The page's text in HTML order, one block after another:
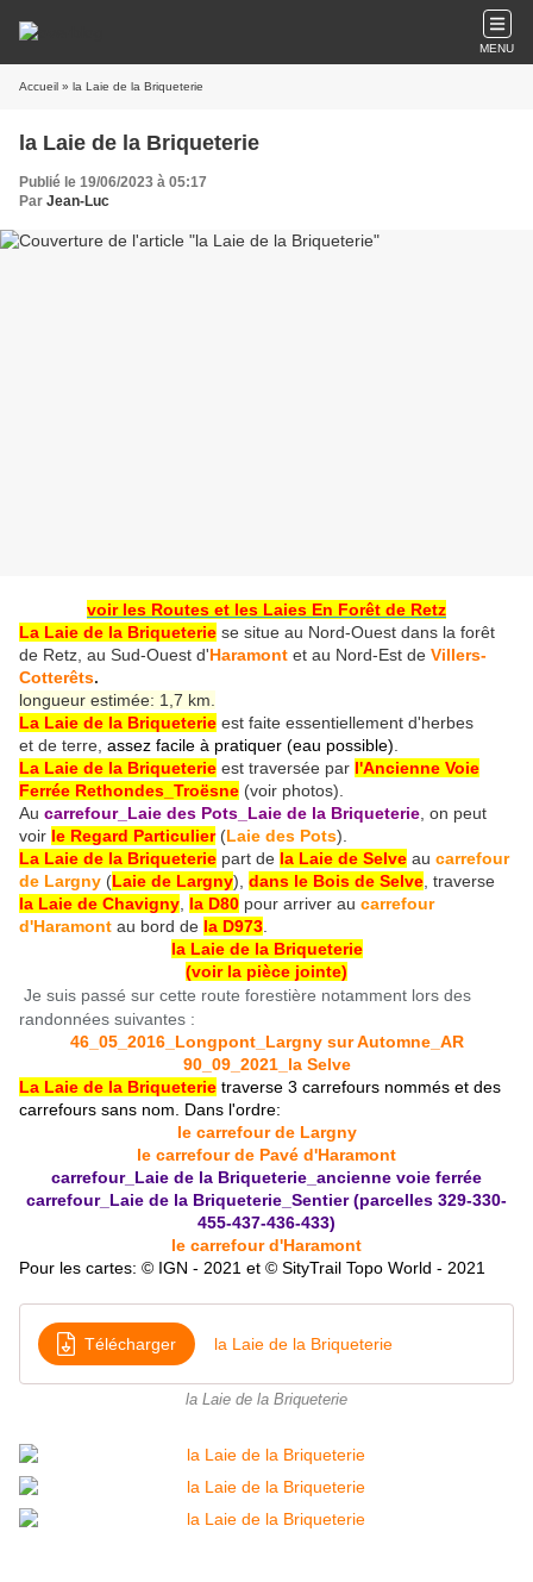
MENU
Accueil » la Laie de la Briqueterie
la Laie de la Briqueterie
Publié le 19/06/2023 à 05:17
Par Jean-Luc
voir les Routes et les Laies En Forêt de Retz
La Laie de la Briqueterie se situe au Nord-Ouest dans la forêt
de Retz, au Sud-Ouest d'Haramont et au Nord-Est de Villers-
Cotterêts.
longueur estimée: 1,7 km.
La Laie de la Briqueterie est faite essentiellement d'herbes
et de terre, assez facile à pratiquer (eau possible)
La Laie de la Briqueterie est traversée par l'Ancienne Voie
Ferrée Rethondes_Troësne (voir photos).
Au carrefour_Laie des Pots_Laie de la Briqueterie , on peut
voir le Regard Particulier(Laie des Pots).
La Laie de la Briqueterie part de la Laie de Selve au carrefour
de Largny (Laie de Largny), dans le Bois de Selve , traverse
la Laie de Chavigny la D80 pour arriver au carrefour
d'Haramont au bord de la D973
la Laie de la Briqueterie
(voir la pièce jointe)
Je suis passé sur cette route forestière notamment lors des
randonnées suivantes :
46_05_2016_Longpont_Largny sur Automne_AR
90_09_2021_la Selve
La Laie de la Briqueterie traverse 3 carrefours nommés et des
carrefours sans nom. Dans l'ordre:
le carrefour de Largny
le carrefour de Pavé d'Haramont
carrefour_Laie de la Briqueterie_ancienne voie ferrée
carrefour_Laie de la Briqueterie_Sentier (parcelles 329-330-
455-437-436-433)
le carrefour d'Haramont
Pour les cartes: © IGN - 2021 et © SityTrail Topo World - 2021
Télécharger la Laie de la Briqueterie
la Laie de la Briqueterie